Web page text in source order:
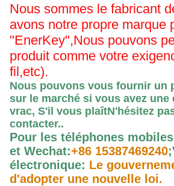
Nous sommes le fabricant
avons notre propre marque
"EnerKey",Nous pouvons
produit comme votre
fil,etc).
Nous pouvons vous fournir un
sur le marché si vous avez une
vrac, S'il vous plaîtN'hésitez
contacter..
Pour les téléphones
et Wechat:+86 15387469240;
électronique: Le
d'adopter une nouvelle loi.